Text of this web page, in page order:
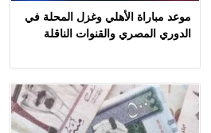
موعد مباراة الأهلي وغزل المحلة في
الدوري المصري والقنوات الناقلة